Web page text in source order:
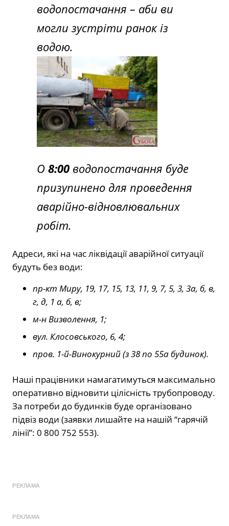
водопостачання – аби ви
могли зустріти ранок із
водою.
О 8:00 водопостачання буде
призупинено для проведення
аварійно-відновлювальних
робіт.
Адреси, які на час ліквідації аварійної ситуації
будуть без води:
пр-кт Миру, 19, 17, 15, 13, 11, 9, 7, 5, 3, 3а, б, в,
г, д, 1 а, б, в;
м-н Визволення, 1;
вул. Клосовського, 6, 4;
пров. 1-й-Винокурний (з 38 по 55а будинок).
Наші працівники намагатимуться максимально
оперативно відновити цілісність трубопроводу.
За потреби до будинків буде організовано
підвіз води (заявки лишайте на нашій “гарячій
лінії”: 0 800 752 553).
РЕКЛАМА
РЕКЛАМА